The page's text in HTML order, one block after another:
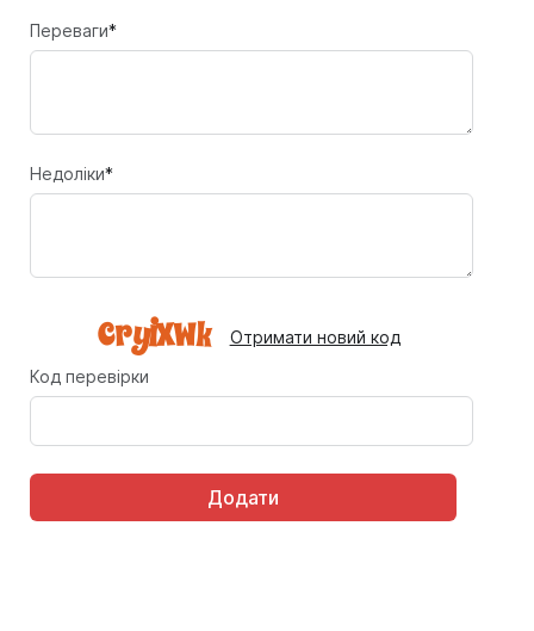
Переваги*
Недоліки*
Отримати новий код
Код перевірки